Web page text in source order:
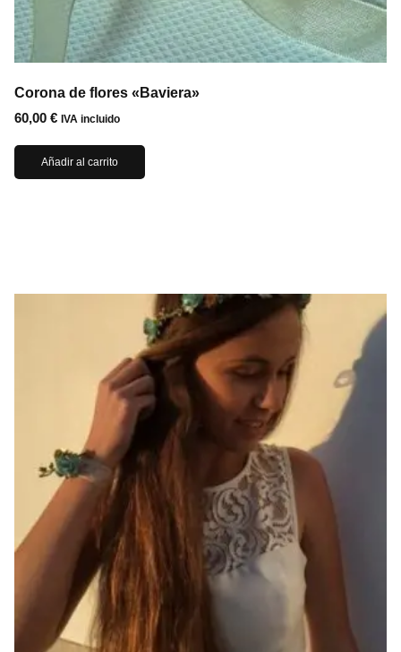
Corona de flores «Baviera»
60,00 € IVA incluido
Añadir al carrito